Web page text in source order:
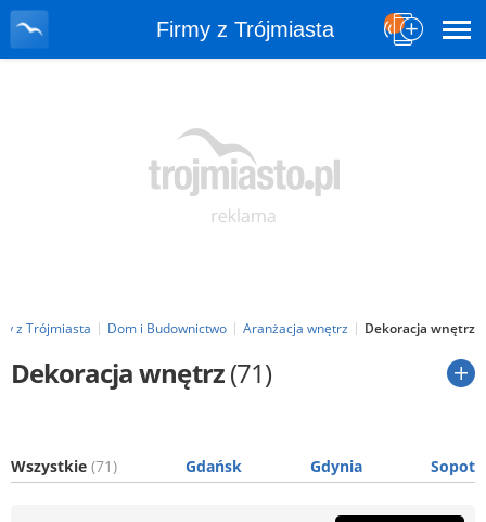
Firmy z Trójmiasta
z Trójmiasta Dom i Budownictwo Aranżacja wnętrz Dekoracja wnętrz
Dekoracja wnętrz(71)
Wszystkie (71) Gdańsk Gdynia Sopot